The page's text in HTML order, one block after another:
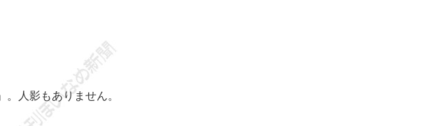
人影もありません。